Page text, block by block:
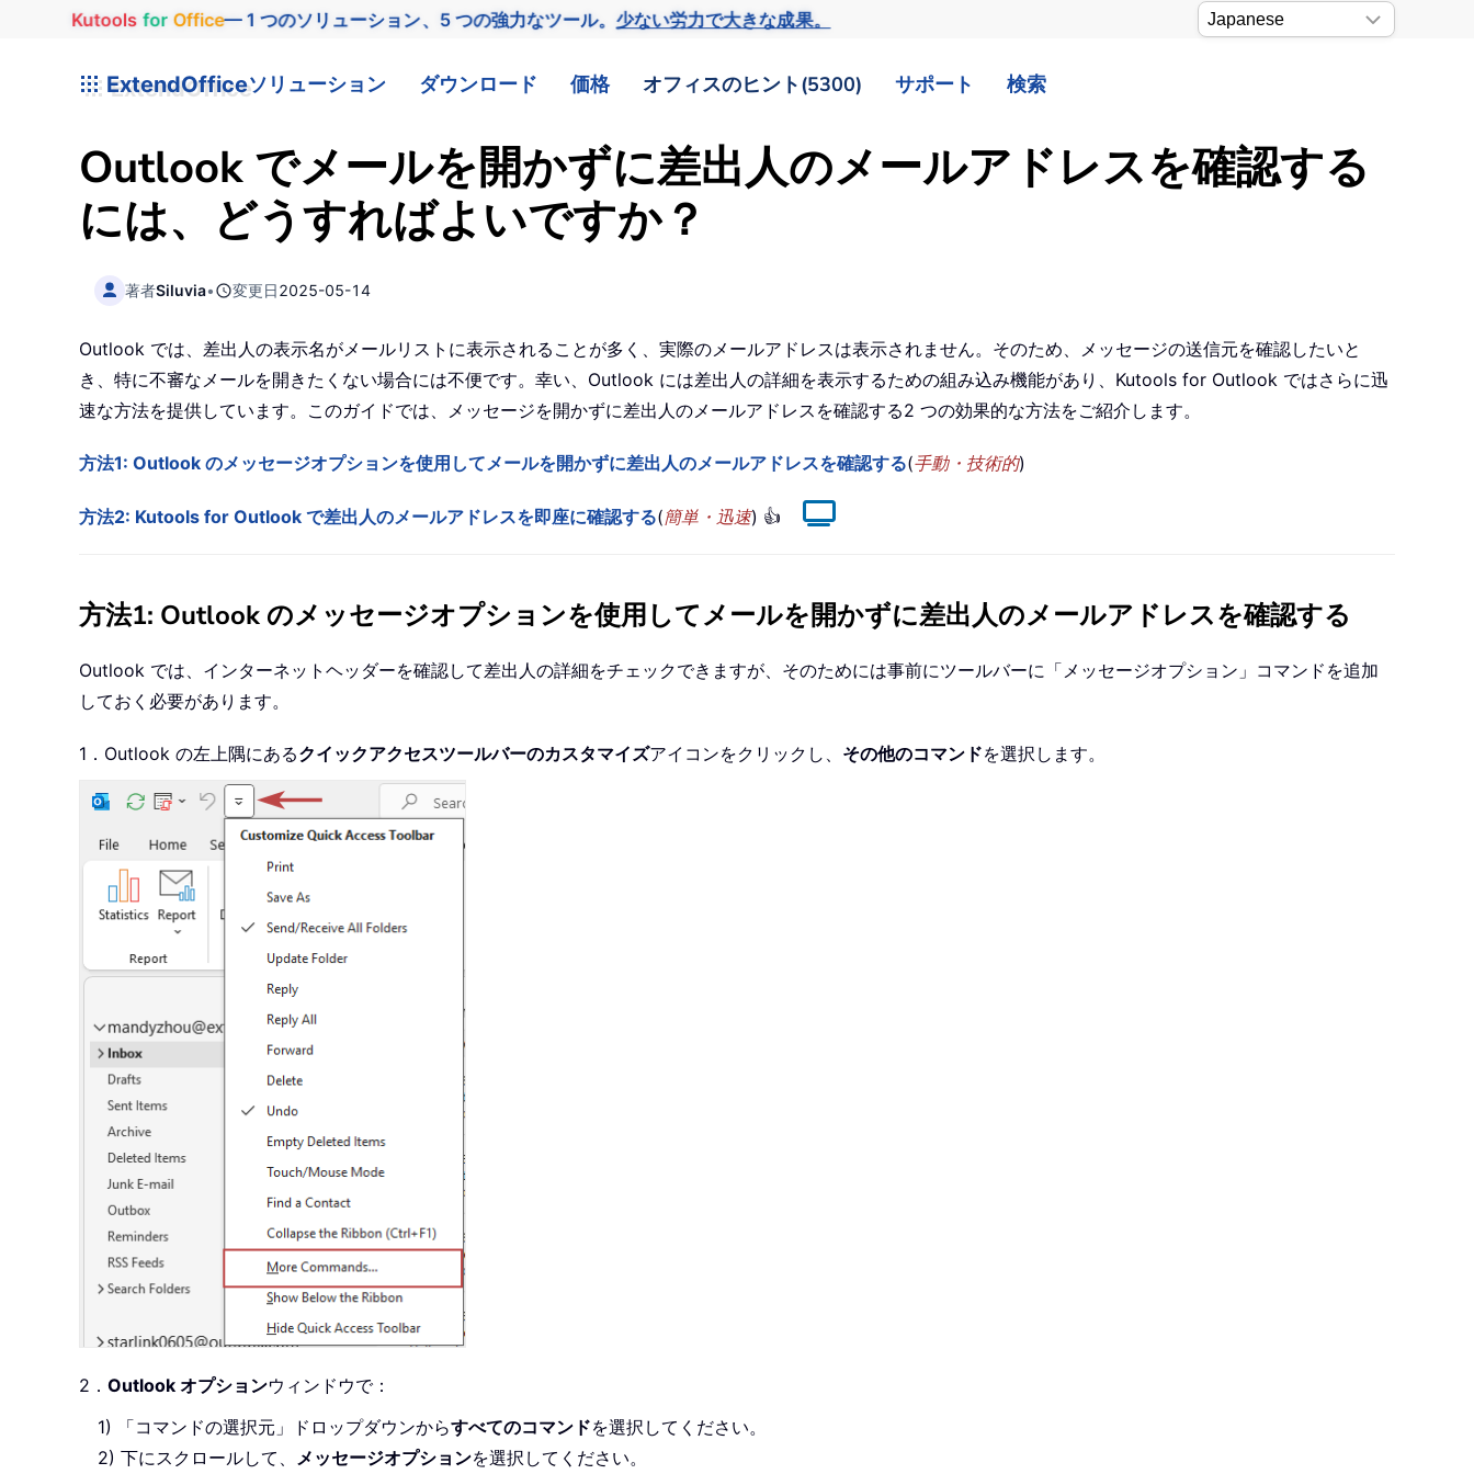
Kutools for Office— 1 つのソリューション、5 つの強力なツール。少ない労力で大きな成果。
ExtendOfficeソリューション ダウンロード 価格 オフィスのヒント(5300) サポート 検索
Outlook でメールを開かずに差出人のメールアドレスを確認する
には、どうすればよいですか？
著者Siluvia• 変更日2025-05-14
Outlook では、差出人の表示名がメールリストに表示されることが多く、実際のメールアドレスは表示されません。そのため、メッセージの送信元を確認したいと
き、特に不審なメールを開きたくない場合には不便です。幸い、Outlook には差出人の詳細を表示するための組み込み機能があり、Kutools for Outlook ではさらに迅
速な方法を提供しています。このガイドでは、メッセージを開かずに差出人のメールアドレスを確認する2 つの効果的な方法をご紹介します。
方法1: Outlook のメッセージオプションを使用してメールを開かずに差出人のメールアドレスを確認する(手動・技術的)
方法2: Kutools for Outlook で差出人のメールアドレスを即座に確認する(簡単・迅速) 👍
方法1: Outlook のメッセージオプションを使用してメールを開かずに差出人のメールアドレスを確認する
Outlook では、インターネットヘッダーを確認して差出人の詳細をチェックできますが、そのためには事前にツールバーに「メッセージオプション」コマンドを追加
しておく必要があります。
1．Outlook の左上隅にあるクイックアクセスツールバーのカスタマイズアイコンをクリックし、 その他のコマンドを選択します。
2． Outlook オプションウィンドウで：
1) 「コマンドの選択元」ドロップダウンからすべてのコマンドを選択してください。
2) 下にスクロールして、 メッセージオプションを選択してください。